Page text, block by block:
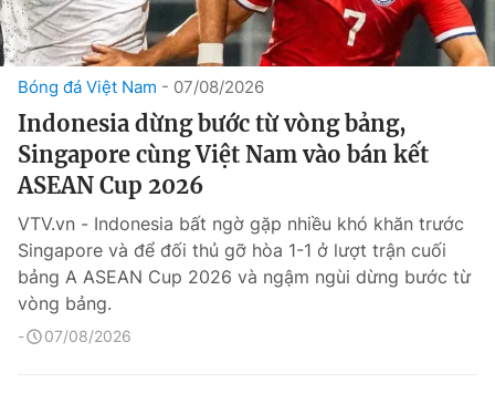
Bóng đá Việt Nam 07/08/2026
Indonesia dừng bước từ vòng bảng,
Singapore cùng Việt Nam vào bán kết
ASEAN Cup 2026
VTV.vn - Indonesia bất ngờ gặp nhiều khó khăn trước
Singapore và để đối thủ gỡ hòa 1-1 ở lượt trận cuối
bảng A ASEAN Cup 2026 và ngậm ngùi dừng bước từ
vòng bảng.
07/08/2026